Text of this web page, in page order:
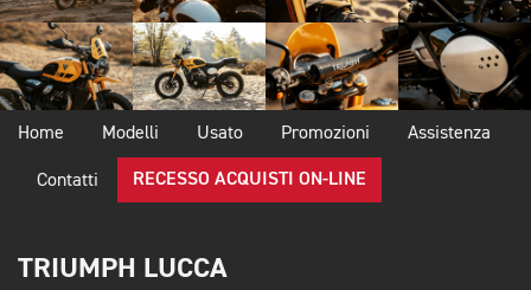
Home Modelli Usato Promozioni Assistenza
Contatti RECESSO ACQUISTI ON-LINE
TRIUMPH LUCCA